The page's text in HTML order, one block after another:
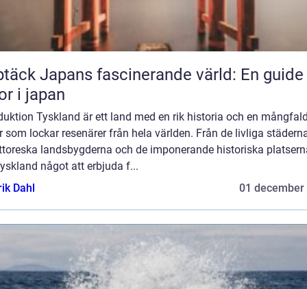
Japans fascinerande värld: En
i japan
Tyskland är ett land med en rik historia och en
som lockar resenärer från hela världen. Från de livliga
landsbygderna och de imponerande historiska
något att erbjuda f...
Dahl
01 december